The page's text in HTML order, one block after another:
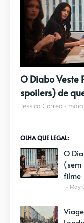
O Diabo Veste
spoilers) de
Jessica Correa
OLHA QUE LEGAL:
O
(sem
filme
May